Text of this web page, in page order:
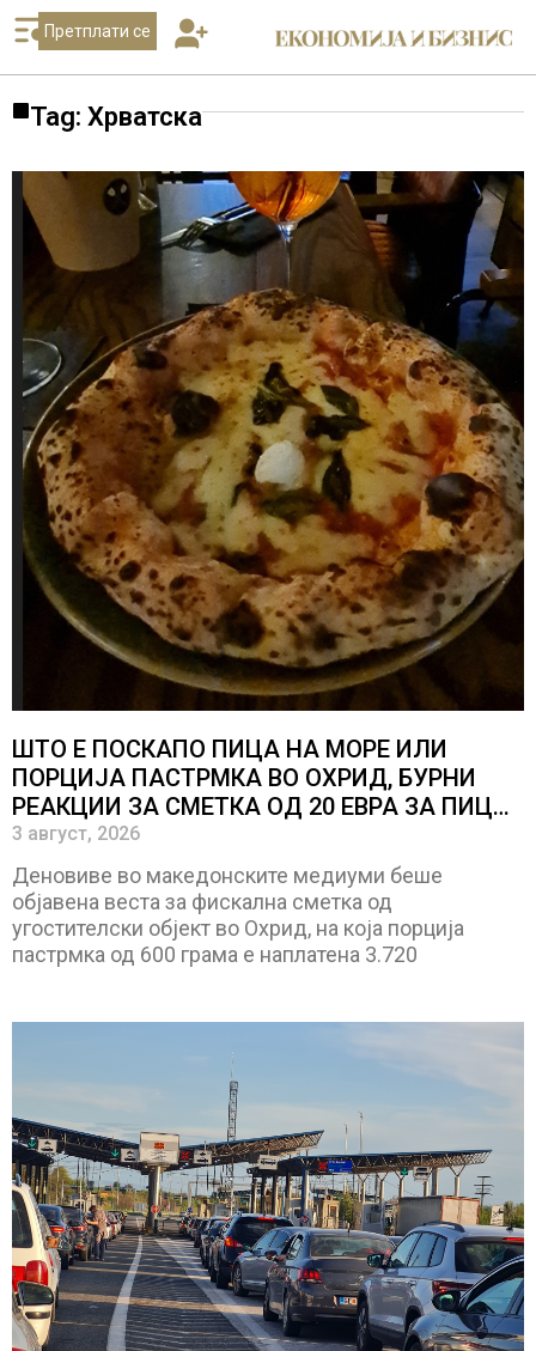
Претплати се
Tag: Хрватска
ШТО Е ПОСКАПО ПИЦА НА МОРЕ ИЛИ
ПОРЦИЈА ПАСТРМКА ВО ОХРИД, БУРНИ
РЕАКЦИИ ЗА СМЕТКА ОД 20 ЕВРА ЗА ПИЦА
НА ХРВАТСКИТЕ ОСТРОВИ
3 август, 2026
Деновиве во македонските медиуми беше
објавена веста за фискална сметка од
угостителски објект во Охрид, на која порција
пастрмка од 600 грама е наплатена 3.720